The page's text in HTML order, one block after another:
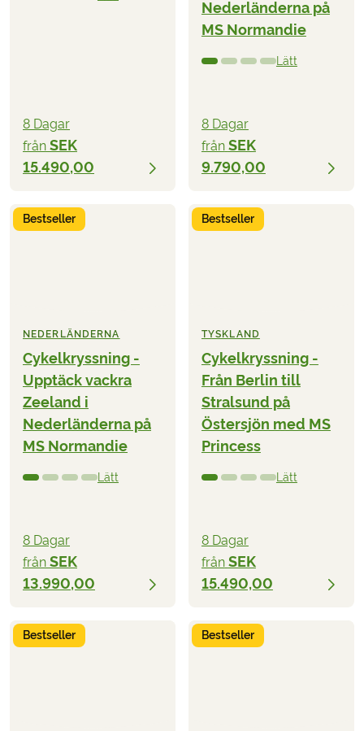
8 Dagar
från SEK
15.490,00
Nederländerna på
MS Normandie
Lätt
8 Dagar
från SEK
9.790,00
Bestseller
NEDERLÄNDERNA
Cykelkryssning -
Upptäck vackra
Zeeland i
Nederländerna på
MS Normandie
Lätt
8 Dagar
från SEK
13.990,00
Bestseller
TYSKLAND
Cykelkryssning -
Från Berlin till
Stralsund på
Östersjön med MS
Princess
Lätt
8 Dagar
från SEK
15.490,00
Bestseller Bestseller